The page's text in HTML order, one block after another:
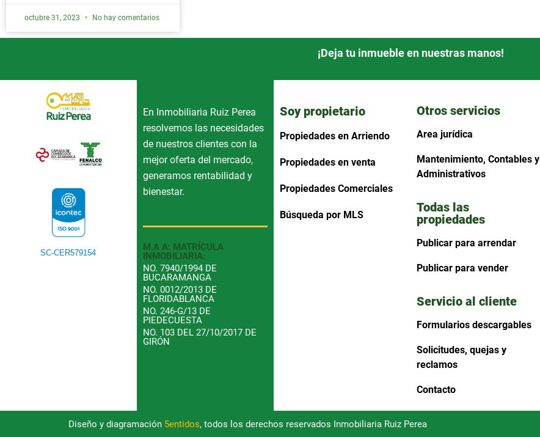
octubre 31, 2023 No hay comentarios
¡Deja tu inmueble en nuestras manos!
SC-CER579154
En Inmobiliaria Ruiz Perea
resolvemos las necesidades
de nuestros clientes con la
mejor oferta del mercado,
generamos rentabilidad y
bienestar.
M.A A: MATRÍCULA
INMOBILIARIA:
NO. 7940/1994 DE
BUCARAMANGA
NO. 0012/2013 DE
FLORIDABLANCA
NO. 246-G/13 DE
PIEDECUESTA
NO. 103 DEL 27/10/2017 DE
GIRÓN
Soy propietario
Propiedades en Arriendo
Propiedades en venta
Propiedades Comerciales
Búsqueda por MLS
Otros servicios
Area jurídica
Mantenimiento, Contables y
Administrativos
Todas las
propiedades
Publicar para arrendar
Publicar para vender
Servicio al cliente
Formularios descargables
Solicitudes, quejas y
reclamos
Contacto
Diseño y diagramación 5entidos, todos los derechos reservados Inmobiliaria Ruiz Perea